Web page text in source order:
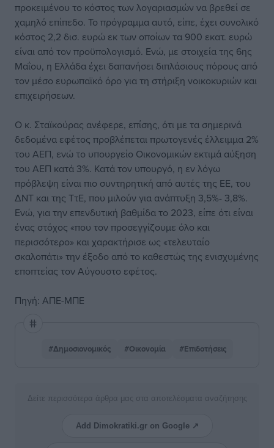
προκειμένου το κόστος των λογαριασμών να βρεθεί σε
χαμηλό επίπεδο. Το πρόγραμμα αυτό, είπε, έχει συνολικό
κόστος 2,2 δισ. ευρώ εκ των οποίων τα 900 εκατ. ευρώ
είναι από τον προϋπολογισμό. Ενώ, με στοιχεία της 6ης
Μαΐου, η Ελλάδα έχει δαπανήσει διπλάσιους πόρους από
τον μέσο ευρωπαϊκό όρο για τη στήριξη νοικοκυριών και
επιχειρήσεων.
Ο κ. Σταϊκούρας ανέφερε, επίσης, ότι με τα σημερινά
δεδομένα εφέτος προβλέπεται πρωτογενές έλλειμμα 2%
του ΑΕΠ, ενώ το υπουργείο Οικονομικών εκτιμά αύξηση
του ΑΕΠ κατά 3%. Κατά τον υπουργό, η εν λόγω
πρόβλεψη είναι πιο συντηρητική από αυτές της ΕΕ, του
ΔΝΤ και της ΤτΕ, που μιλούν για ανάπτυξη 3,5%- 3,8%.
Ενώ, για την επενδυτική βαθμίδα το 2023, είπε ότι είναι
ένας στόχος «που τον προσεγγίζουμε όλο και
περισσότερο» και χαρακτήρισε ως «τελευταίο
σκαλοπάτι» την έξοδο από το καθεστώς της ενισχυμένης
εποπτείας τον Αύγουστο εφέτος.
Πηγή: ΑΠΕ-ΜΠΕ
#Δημοσιονομικός #Οικονομία #Επιδοτήσεις
Δείτε περισσότερα άρθρα μας στα αποτελέσματα αναζήτησης
Add Dimokratiki.gr on Google ↗